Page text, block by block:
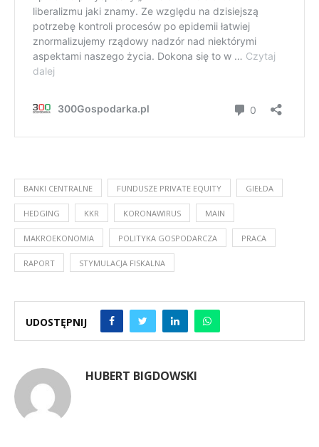
BANKI CENTRALNE FUNDUSZE PRIVATE EQUITY GIEŁDA
HEDGING KKR KORONAWIRUS MAIN
MAKROEKONOMIA POLITYKA GOSPODARCZA PRACA
RAPORT STYMULACJA FISKALNA
UDOSTĘPNIJ
HUBERT BIGDOWSKI